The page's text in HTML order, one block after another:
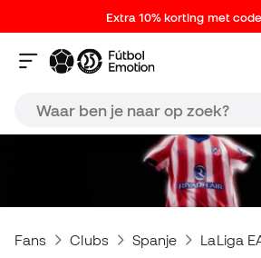
Extra 10% korting met code
Fans Clubs Spanje LaLiga